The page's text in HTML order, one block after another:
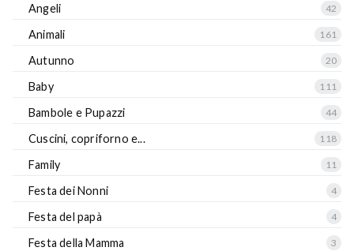
Angeli 42
Animali 161
Autunno 20
Baby 111
Bambole e Pupazzi 44
Cuscini, copriforno e... 118
Family 11
Festa dei Nonni 4
Festa del papà 4
Festa della Mamma 3